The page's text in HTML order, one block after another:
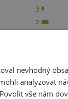
3
2
nevhodný
analyzovat
vše nám